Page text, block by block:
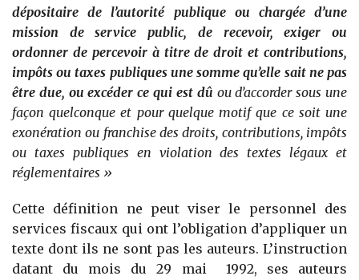
dépositaire de l’autorité publique ou chargée d’une
mission de service public, de recevoir, exiger ou
ordonner de percevoir à titre de droit et contributions,
impôts ou taxes publiques une somme qu’elle sait ne pas
être due, ou excéder ce qui est dû ou d’accorder sous une
façon quelconque et pour quelque motif que ce soit une
exonération ou franchise des droits, contributions, impôts
ou taxes publiques en violation des textes légaux et
réglementaires »
Cette définition ne peut viser le personnel des
services fiscaux qui ont l’obligation d’appliquer un
texte dont ils ne sont pas les auteurs. L’instruction
datant du mois du 29 mai 1992, ses auteurs